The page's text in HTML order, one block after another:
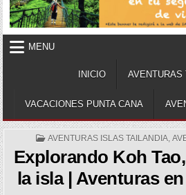
MENU
INICIO AVENTURAS
VACACIONES PUNTA CANA
POSTED
AVENTURAS ISLAS TAILANDIA,
Explorando Koh
la isla | Aventuras